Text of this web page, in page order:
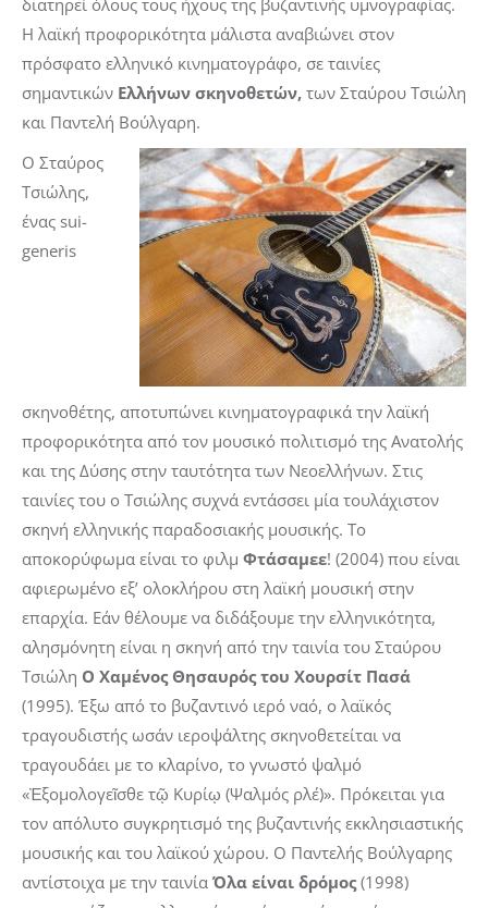
Η λαϊκή προφορικότητα μάλιστα αναβιώνει στον
πρόσφατο ελληνικό κινηματογράφο, σε ταινίες
σημαντικών Ελλήνων σκηνοθετών, των Σταύρου Τσιώλη
και Παντελή Βούλγαρη.
Ο Σταύρος
Τσιώλης,
ένας sui-
generis
σκηνοθέτης, αποτυπώνει κινηματογραφικά την λαϊκή
προφορικότητα από τον μουσικό πολιτισμό της Ανατολής
και της Δύσης στην ταυτότητα των Νεοελλήνων. Στις
ταινίες του ο Τσιώλης συχνά εντάσσει μία τουλάχιστον
σκηνή ελληνικής παραδοσιακής μουσικής. Το
αποκορύφωμα είναι το φιλμ Φτάσαμεε! (2004) που είναι
αφιερωμένο εξ’ ολοκλήρου στη λαϊκή μουσική στην
επαρχία. Εάν θέλουμε να διδάξουμε την ελληνικότητα,
αλησμόνητη είναι η σκηνή από την ταινία του Σταύρου
Τσιώλη Ο Χαμένος Θησαυρός του Χουρσίτ Πασά
(1995). Έξω από το βυζαντινό ιερό ναό, ο λαϊκός
τραγουδιστής ωσάν ιεροψάλτης σκηνοθετείται να
τραγουδάει με το κλαρίνο, το γνωστό ψαλμό
«Ἐξομολογεῖσθε τῷ Κυρίῳ (Ψαλμός ρλε΄)». Πρόκειται για
τον απόλυτο συγκρητισμό της βυζαντινής εκκλησιαστικής
μουσικής και του λαϊκού χώρου. Ο Παντελής Βούλγαρης
αντίστοιχα με την ταινία Όλα είναι δρόμος (1998)